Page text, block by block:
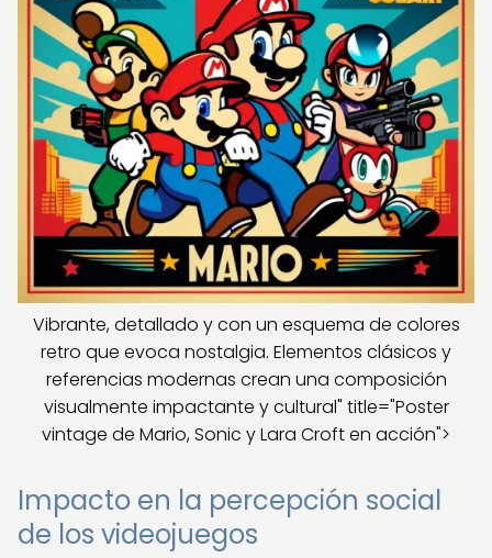
Vibrante, detallado y con un esquema de colores
retro que evoca nostalgia. Elementos clásicos y
referencias modernas crean una composición
visualmente impactante y cultural" title="Poster
vintage de Mario, Sonic y Lara Croft en acción">
Impacto en la percepción social
de los videojuegos